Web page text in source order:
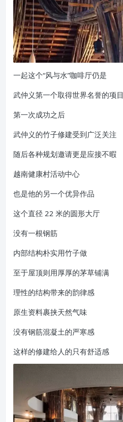
一起这个“风与水”咖啡厅仍是
武仲义第一个取得世界名誉的项目
第一次成功之后
武仲义的竹子修建受到广泛关注
随后各种规划邀请更是应接不暇
越南健康村活动中心
也是他的另一个优异作品
这个直径 22 米的圆形大厅
没有一根钢筋
内部结构朴实用竹子做
至于屋顶则用厚厚的茅草铺满
理性的结构带来的韵律感
原生资料裹挟天然气味
没有钢筋混凝土的严寒感
这样的修建给人的只有舒适感